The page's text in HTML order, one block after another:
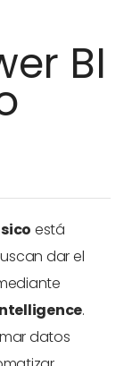
BI
está
dar el
.
datos